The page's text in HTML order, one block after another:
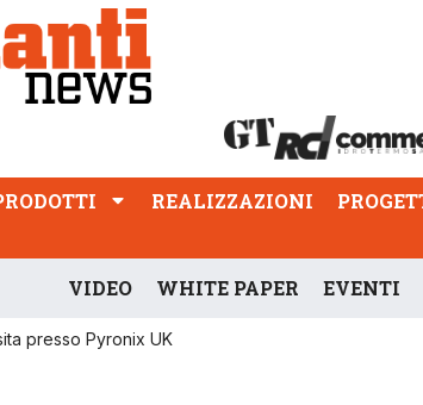
REALIZZAZIONI
REALIZZAZIONI
VIDEO WHITE PAPER EVENTI
presso Pyronix UK